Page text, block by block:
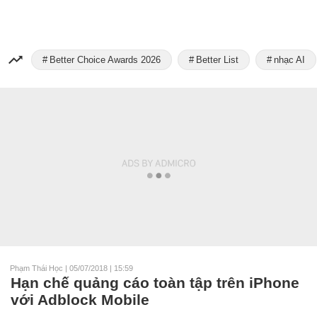
Better Choice Awards 2026 Better List nhạc AI
Phạm Thái Học | 05/07/2018 | 15:59
Hạn chế quảng cáo toàn tập trên iPhone
với Adblock Mobile